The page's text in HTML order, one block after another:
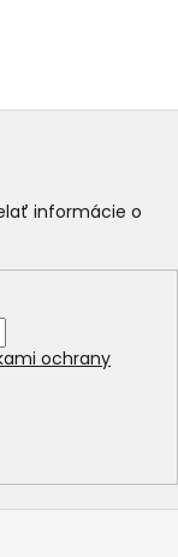
informácie o
ochrany